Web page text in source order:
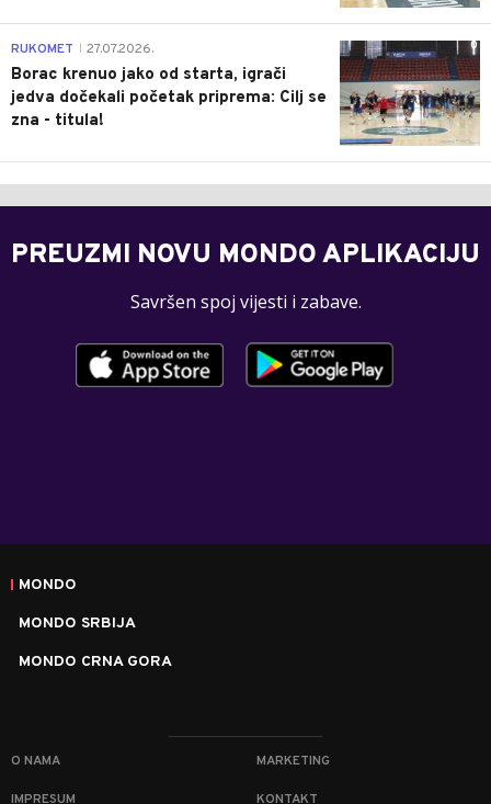
0
RUKOMET 27.07.2026.
Borac krenuo jako od starta, igrači
jedva dočekali početak priprema: Cilj se
zna - titula!
PREUZMI NOVU MONDO APLIKACIJU
Savršen spoj vijesti i zabave.
MONDO
MONDO SRBIJA
MONDO CRNA GORA
O NAMA MARKETING
IMPRESUM KONTAKT